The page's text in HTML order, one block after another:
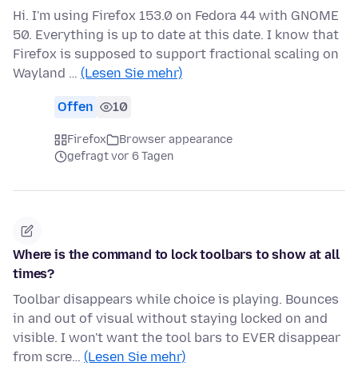
Hi. I'm using Firefox 153.0 on Fedora 44 with GNOME
50. Everything is up to date at this date. I know that
Firefox is supposed to support fractional scaling on
Wayland … (Lesen Sie mehr)
Offen 10
Firefox
Browser appearance
gefragt vor 6 Tagen
Where is the command to lock toolbars to show at all
times?
Toolbar disappears while choice is playing. Bounces
in and out of visual without staying locked on and
visible. I won't want the tool bars to EVER disappear
from scre… (Lesen Sie mehr)